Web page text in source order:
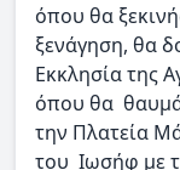
όπου θα
ξενάγηση, θα
Εκκλησία της
όπου θα
την Πλατεία
του Ιωσήφ με